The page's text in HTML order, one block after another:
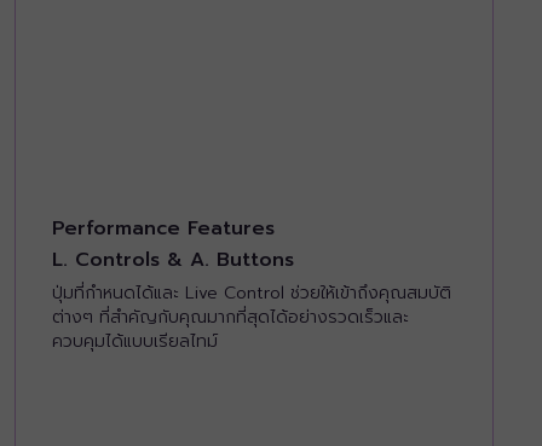
Performance Features
L. Controls & A. Buttons
ปุ่มที่กำหนดได้และ Live Control ช่วยให้เข้าถึงคุณสมบัติ
ต่างๆ ที่สำคัญกับคุณมากที่สุดได้อย่างรวดเร็วและ
ควบคุมได้แบบเรียลไทม์